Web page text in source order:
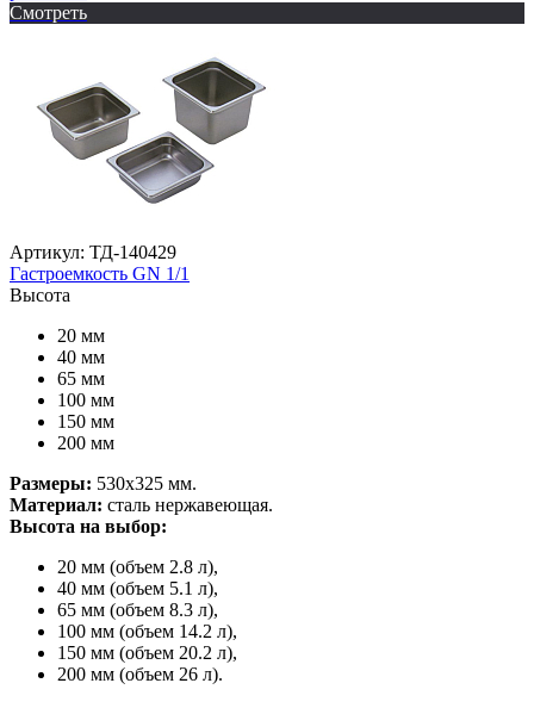
Смотреть
Артикул: ТД-140429
Гастроемкость GN 1/1
Высота
20 мм
40 мм
65 мм
100 мм
150 мм
200 мм
Размеры: 530х325 мм.
Материал: сталь нержавеющая.
Высота на выбор:
20 мм (объем 2.8 л),
40 мм (объем 5.1 л),
65 мм (объем 8.3 л),
100 мм (объем 14.2 л),
150 мм (объем 20.2 л),
200 мм (объем 26 л).